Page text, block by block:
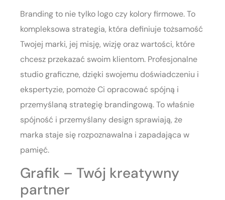
Branding to nie tylko logo czy kolory firmowe. To
kompleksowa strategia, która definiuje tożsamość
Twojej marki, jej misję, wizję oraz wartości, które
chcesz przekazać swoim klientom. Profesjonalne
studio graficzne, dzięki swojemu doświadczeniu i
ekspertyzie, pomoże Ci opracować spójną i
przemyślaną strategię brandingową. To właśnie
spójność i przemyślany design sprawiają, że
marka staje się rozpoznawalna i zapadająca w
pamięć.
Grafik – Twój kreatywny
partner